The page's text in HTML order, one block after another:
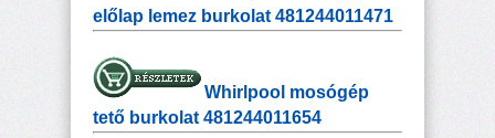
előlap lemez burkolat 481244011471
Whirlpool mosógép
tető burkolat 481244011654